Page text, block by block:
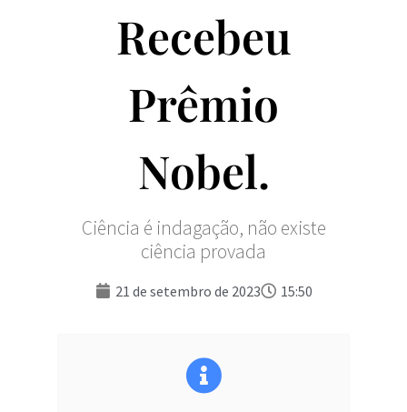
Recebeu
Prêmio
Nobel.
Ciência é indagação, não existe
ciência provada
21 de setembro de 2023 15:50